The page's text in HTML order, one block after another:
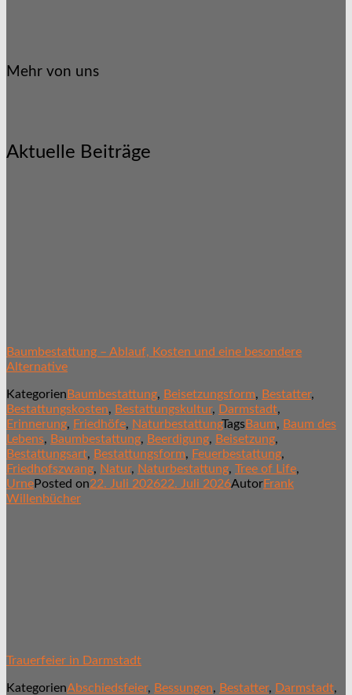
Mehr von uns
Aktuelle Beiträge
Baumbestattung – Ablauf, Kosten und eine besondere
Alternative
KategorienBaumbestattung, Beisetzungsform, Bestatter,
Bestattungskosten, Bestattungskultur, Darmstadt,
Erinnerung, Friedhöfe, NaturbestattungTagsBaum, Baum des
Lebens, Baumbestattung, Beerdigung, Beisetzung,
Bestattungsart, Bestattungsform, Feuerbestattung,
Friedhofszwang, Natur, Naturbestattung, Tree of Life,
UrnePosted on22. Juli 202622. Juli 2026AutorFrank
Willenbücher
Trauerfeier in Darmstadt
KategorienAbschiedsfeier, Bessungen, Bestatter, Darmstadt,